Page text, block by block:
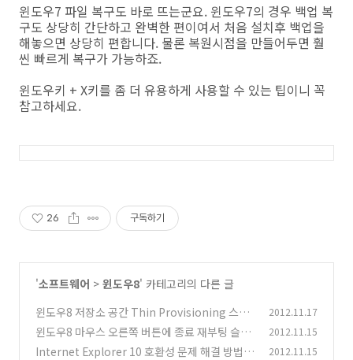
윈도우7 파일 복구도 바로 뜨는군요. 윈도우7의 경우 백업 복
구도 상당히 간단하고 완벽한 편이여서 처음 설치후 백업을
해놓으면 상당히 편합니다. 물론 복원시점을 만들어두면 훨
씬 빠르게 복구가 가능하죠.
윈도우키 + X키를 좀 더 유용하게 사용할 수 있는 팁이니 꼭
참고하세요.
26 구독하기
'소프트웨어 > 윈도우8' 카테고리의 다른 글
윈도우8 저장소 공간 Thin Provisioning 스토
리지 가상화
(38)
2012.11.17
윈도우8 마우스 오른쪽 버튼에 종료 재부팅 슬립
모드 넣기 (23)
2012.11.15
Internet Explorer 10 호환성 문제 해결 방법 2012.11.15